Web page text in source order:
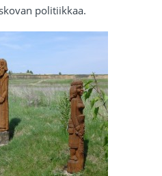
politiikkaa.